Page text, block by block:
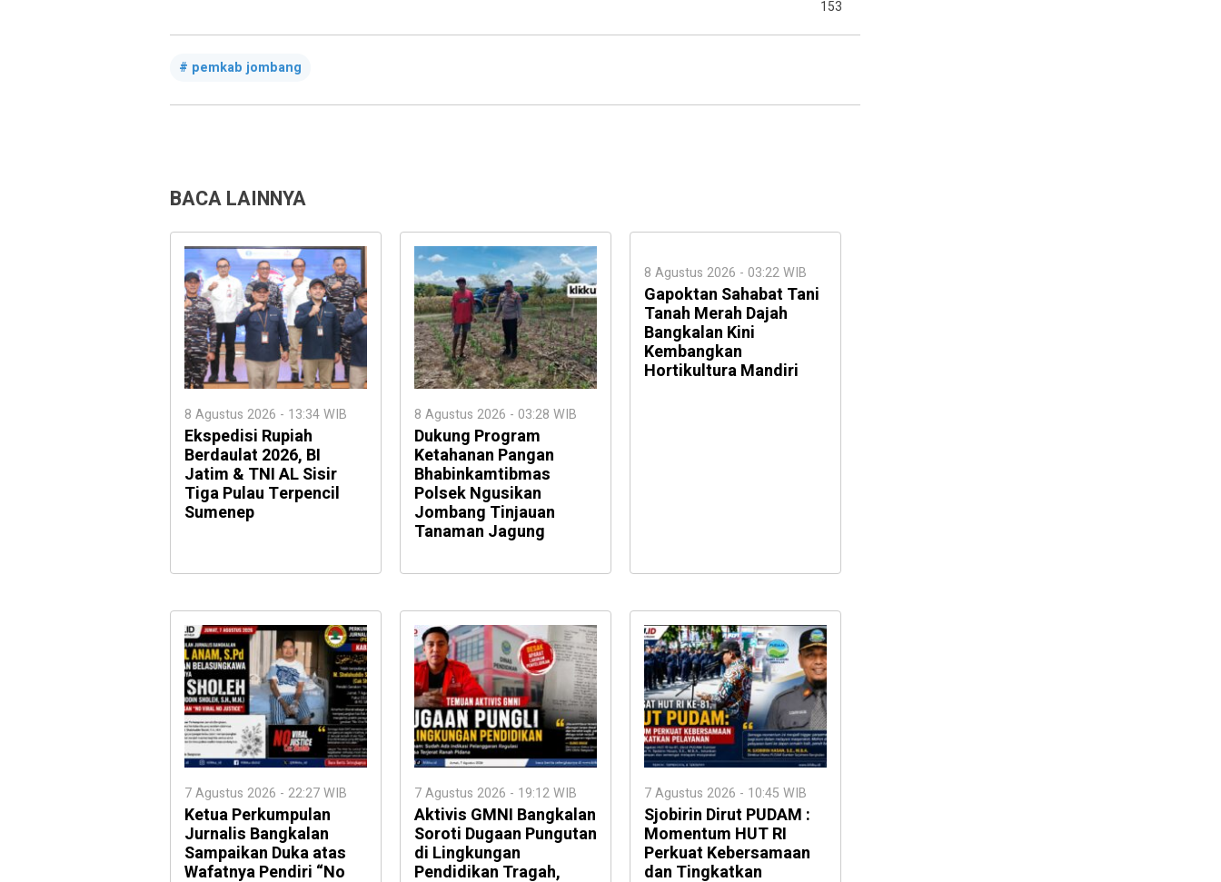
153
pemkab jombang
BACA LAINNYA
8 Agustus 2026 - 13:34 WIB
Ekspedisi Rupiah
Berdaulat 2026, BI
Jatim & TNI AL Sisir
Tiga Pulau Terpencil
Sumenep
8 Agustus 2026 - 03:28 WIB
Dukung Program
Ketahanan Pangan
Bhabinkamtibmas
Polsek Ngusikan
Jombang Tinjauan
Tanaman Jagung
8 Agustus 2026 - 03:22 WIB
Gapoktan Sahabat Tani
Tanah Merah Dajah
Bangkalan Kini
Kembangkan
Hortikultura Mandiri
7 Agustus 2026 - 22:27 WIB
Ketua Perkumpulan
Jurnalis Bangkalan
Sampaikan Duka atas
Wafatnya Pendiri “No
7 Agustus 2026 - 19:12 WIB
Aktivis GMNI Bangkalan
Soroti Dugaan Pungutan
di Lingkungan
Pendidikan Tragah,
7 Agustus 2026 - 10:45 WIB
Sjobirin Dirut PUDAM :
Momentum HUT RI
Perkuat Kebersamaan
dan Tingkatkan